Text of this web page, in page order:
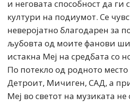
и неговата способност да
култури на подиумот. Се
неверојатно благодарен за
љубовта од моите фанови
истакна Меј на средбата со
По потекло од родното место
Детроит, Мичиген, САД, а
Меј во светот на музиката